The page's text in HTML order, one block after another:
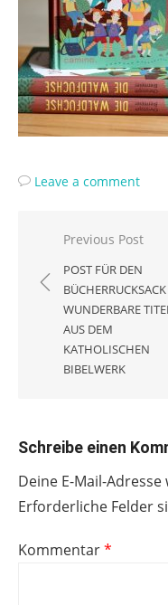
Leave a comment
Previous Post
POST FÜR DEN
WUNDERBARE TITEL
AUS DEM
KATHOLISCHEN
BIBELWERK
Schreibe einen
Deine E-Mail-
Erforderliche Felder
Kommentar*